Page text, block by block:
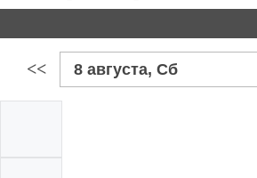
<< 8 августа, Сб